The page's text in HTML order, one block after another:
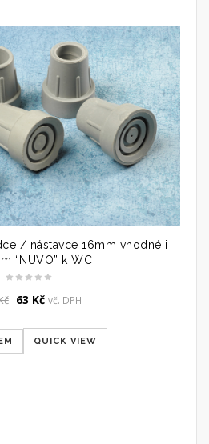
/ nástavce 16mm vhodné i
“NUVO” k WC
Original
was:
168 Kč.
63 KčCurrent
is:
63 Kč.
vč. DPH
QUICK VIEW